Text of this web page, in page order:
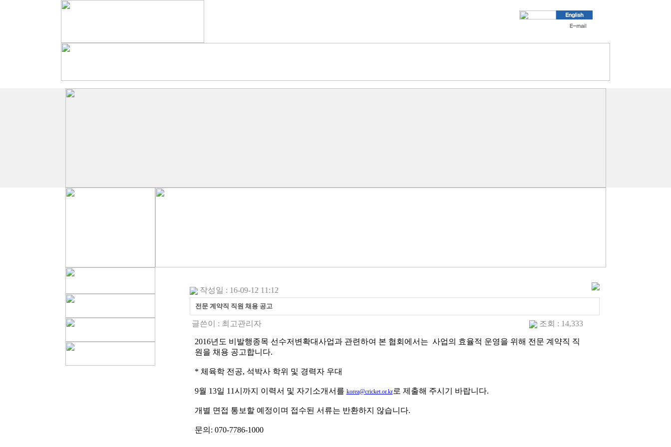
작성일 : 16-09-12 11:12
전문 계약직 직원 채용 공고
글쓴이 : 최고관리자 조회 : 14,333
2016년도 비발행종목 선수저변확대사업과 관련하여 본 협회에서는 사업의 효율적 운영을 위해 전문 계약직 직
원을 채용 공고합니다.
* 체육학 전공, 석박사 학위 및 경력자 우대
9월 13일 11시까지 이력서 및 자기소개서를 korea@cricket.or.kr로 제출해 주시기 바랍니다.
개별 면접 통보할 예정이며 접수된 서류는 반환하지 않습니다.
문의: 070-7786-1000